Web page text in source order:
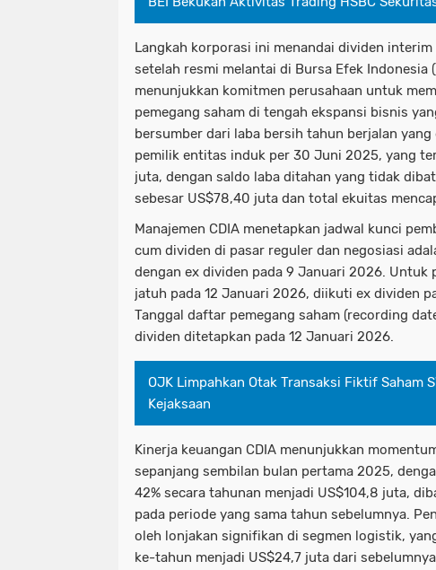
Langkah korporasi ini menandai dividen interim
setelah resmi melantai di Bursa Efek Indonesia
menunjukkan komitmen perusahaan untuk
pemegang saham di tengah ekspansi bisnis
bersumber dari laba bersih tahun berjalan
pemilik entitas induk per 30 Juni 2025, yang
juta, dengan saldo laba ditahan yang tidak
sebesar US$78,40 juta dan total ekuitas
Manajemen CDIA menetapkan jadwal kunci
cum dividen di pasar reguler dan negosiasi
dengan ex dividen pada 9 Januari 2026. Untuk
jatuh pada 12 Januari 2026, diikuti ex dividen
Tanggal daftar pemegang saham (recording
dividen ditetapkan pada 12 Januari 2026.
OJK Limpahkan Otak Transaksi Fiktif Saham
Kejaksaan
Kinerja keuangan CDIA menunjukkan
sepanjang sembilan bulan pertama 2025,
42% secara tahunan menjadi US$104,8 juta,
pada periode yang sama tahun sebelumnya.
oleh lonjakan signifikan di segmen logistik,
ke-tahun menjadi US$24,7 juta dari